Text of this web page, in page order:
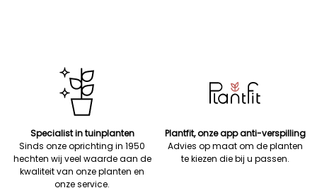
Specialist in tuinplanten
Sinds onze oprichting in 1950
hechten wij veel waarde aan de
kwaliteit van onze planten en
onze service.
Plantfit, onze app anti-verspilling
Advies op maat om de planten
te kiezen die bij u passen.